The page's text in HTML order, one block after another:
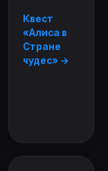
Квест
«Алиса в
Стране
чудес» →